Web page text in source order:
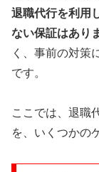
退職代行を利用
ない保証はあり
く、事前の対策
です。
ここでは、退職
を、いくつかの